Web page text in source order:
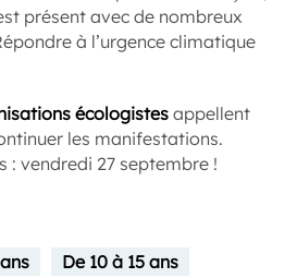
présent avec de nombreux
à l’urgence climatique
écologistes appellent
les manifestations.
: vendredi 27 septembre !
De 10 à 15 ans